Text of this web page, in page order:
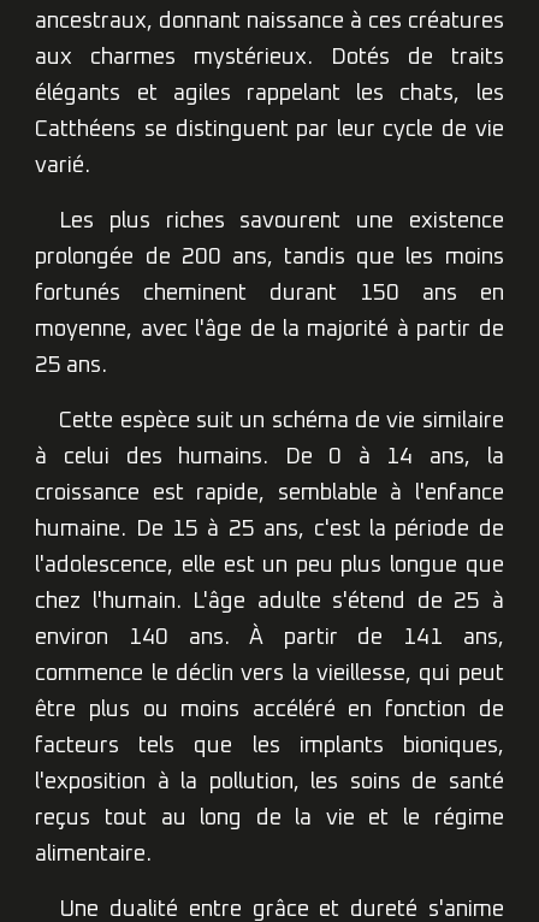
ancestraux, donnant naissance à ces créatures
aux charmes mystérieux. Dotés de traits
élégants et agiles rappelant les chats, les
Catthéens se distinguent par leur cycle de vie
varié.
Les plus riches savourent une existence
prolongée de 200 ans, tandis que les moins
fortunés cheminent durant 150 ans en
moyenne, avec l'âge de la majorité à partir de
25 ans.
Cette espèce suit un schéma de vie similaire
à celui des humains. De 0 à 14 ans, la
croissance est rapide, semblable à l'enfance
humaine. De 15 à 25 ans, c'est la période de
l'adolescence, elle est un peu plus longue que
chez l'humain. L'âge adulte s'étend de 25 à
environ 140 ans. À partir de 141 ans,
commence le déclin vers la vieillesse, qui peut
être plus ou moins accéléré en fonction de
facteurs tels que les implants bioniques,
l'exposition à la pollution, les soins de santé
reçus tout au long de la vie et le régime
alimentaire.
Une dualité entre grâce et dureté s'anime